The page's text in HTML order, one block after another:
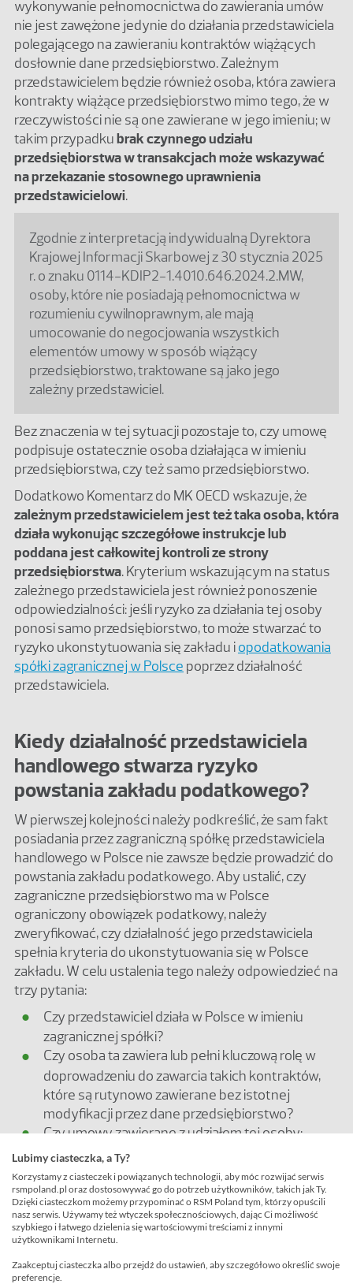
wykonywanie pełnomocnictwa do zawierania umów
nie jest zawężone jedynie do działania przedstawiciela
polegającego na zawieraniu kontraktów wiążących
dosłownie dane przedsiębiorstwo. Zależnym
przedstawicielem będzie również osoba, która zawiera
kontrakty wiążące przedsiębiorstwo mimo tego, że w
rzeczywistości nie są one zawierane w jego imieniu; w
takim przypadkubrak czynnego udziału
przedsiębiorstwa w transakcjach może wskazywać
na przekazanie stosownego uprawnienia
przedstawicielowi.
Zgodnie z interpretacją indywidualną Dyrektora
Krajowej Informacji Skarbowej z 30 stycznia 2025
r. o znaku 0114-KDIP2-1.4010.646.2024.2.MW,
osoby, które nie posiadają pełnomocnictwa w
rozumieniu cywilnoprawnym, ale mają
umocowanie do negocjowania wszystkich
elementów umowy w sposób wiążący
przedsiębiorstwo, traktowane są jako jego
zależny przedstawiciel.
Bez znaczenia w tej sytuacji pozostaje to, czy umowę
podpisuje ostatecznie osoba działająca w imieniu
przedsiębiorstwa, czy też samo przedsiębiorstwo.
Dodatkowo Komentarz do MK OECD wskazuje, że
zależnym przedstawicielem jest też taka osoba, która
działa wykonując szczegółowe instrukcje lub
poddana jest całkowitej kontroli ze strony
przedsiębiorstwa. Kryterium wskazującym na status
zależnego przedstawiciela jest również ponoszenie
odpowiedzialności: jeśli ryzyko za działania tej osoby
ponosi samo przedsiębiorstwo, to może stwarzać to
ryzyko ukonstytuowania się zakładu iopodatkowania
spółki zagranicznej w Polsce poprzez działalność
przedstawiciela.
Kiedy działalność przedstawiciela
handlowego stwarza ryzyko
powstania zakładu podatkowego?
W pierwszej kolejności należy podkreślić, że sam fakt
posiadania przez zagraniczną spółkę przedstawiciela
handlowego w Polsce nie zawsze będzie prowadzić do
powstania zakładu podatkowego. Aby ustalić, czy
zagraniczne przedsiębiorstwo ma w Polsce
ograniczony obowiązek podatkowy, należy
zweryfikować, czy działalność jego przedstawiciela
spełnia kryteria do ukonstytuowania się w Polsce
zakładu. W celu ustalenia tego należy odpowiedzieć na
trzy pytania:
Czy przedstawiciel działa w Polsce w imieniu
zagranicznej spółki?
Czy osoba ta zawiera lub pełni kluczową rolę w
doprowadzeniu do zawarcia takich kontraktów,
które są rutynowo zawierane bez istotnej
modyfikacji przez dane przedsiębiorstwo?
Czy umowy zawierane z udziałem tej osoby:
Zawierane są na rzecz przedsiębiorstwa?
Dotyczą przeniesienia własności lub
przyznania prawa do użytkowania własności
posiadanej przez to przedsiębiorstwo lub co
do której ma ono prawo do korzystania?
przedsiębiorstwo?
Lubimy ciasteczka, a Ty?
Korzystamy z ciasteczek i powiązanych technologii, aby móc rozwijać serwis
rsmpoland.pl oraz dostosowywać go do potrzeb użytkowników, takich jak Ty.
Dzięki ciasteczkom możemy przypominać o RSM Poland tym, którzy opuścili
nasz serwis. Używamy też wtyczek społecznościowych, dając Ci możliwość
szybkiego i łatwego dzielenia się wartościowymi treściami z innymi
użytkownikami Internetu.
Zaakceptuj ciasteczka albo przejdź do ustawień, aby szczegółowo określić swoje
preferencje.